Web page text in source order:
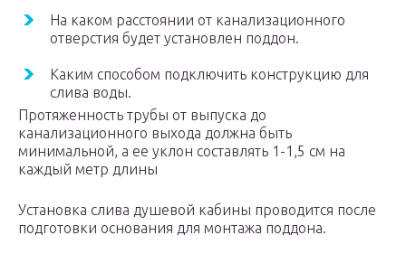
На каком расстоянии от канализационного
отверстия будет установлен поддон.
Каким способом подключить конструкцию для
слива воды.
Протяженность трубы от выпуска до
канализационного выхода должна быть
минимальной, а ее уклон составлять 1-1,5 см на
каждый метр длины
Установка слива душевой кабины проводится после
подготовки основания для монтажа поддона.